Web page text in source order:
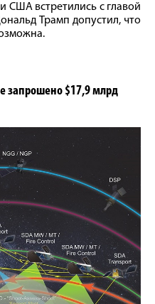
США встретились с главой
Трамп допустил, что
запрошено $17,9 млрд